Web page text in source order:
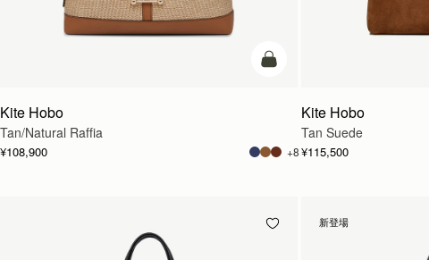
カートに追加
Kite Hobo
Tan/Natural Raffia
¥108,900 +8
Kite Hobo
Tan Suede
¥115,500
新登場